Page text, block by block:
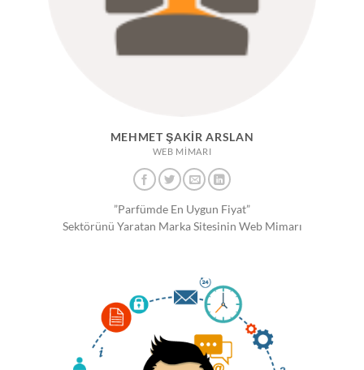
MEHMET ŞAKIR ARSLAN
WEB MIMARI
”Parfümde En Uygun Fiyat”
Sektörünü Yaratan Marka Sitesinin Web Mimarı